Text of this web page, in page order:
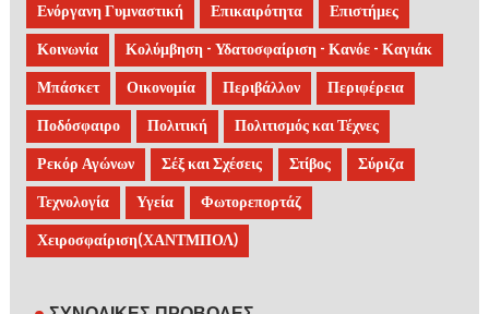
Ενόργανη Γυμναστική Επικαιρότητα Επιστήμες
Κοινωνία Κολύμβηση - Υδατοσφαίριση - Κανόε - Καγιάκ
Μπάσκετ Οικονομία Περιβάλλον Περιφέρεια
Ποδόσφαιρο Πολιτική Πολιτισμός και Τέχνες
Ρεκόρ Αγώνων Σέξ και Σχέσεις Στίβος Σύριζα
Τεχνολογία Υγεία Φωτορεπορτάζ
Χειροσφαίριση(ΧΑΝΤΜΠΟΛ)